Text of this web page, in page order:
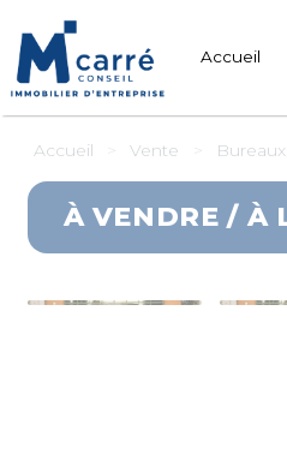
Accueil
Accueil Vente Bureaux
À VENDRE / À